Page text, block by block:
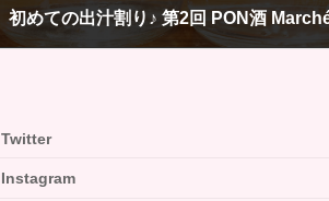
初めての出汁割り♪ 第2回 PON酒
Twitter
Instagram